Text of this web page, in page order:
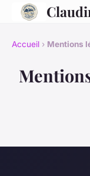
Accueil › Mentions